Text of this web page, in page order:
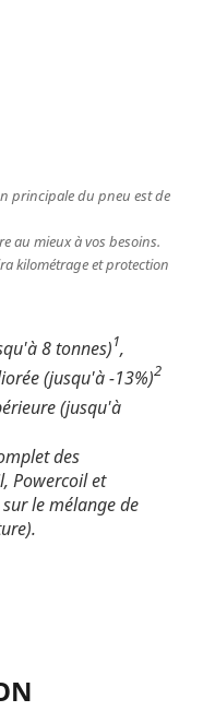
principale du pneu est de
au mieux à vos besoins.
kilométrage et protection
8 tonnes)1,
(jusqu'à -13%)2
(jusqu'à
des
Powercoil et
le mélange de